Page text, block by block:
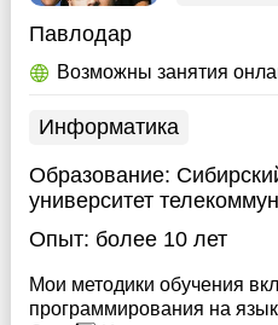
Павлодар
Возможны занятия
Информатика
Образование:
университет
Опыт: более 10 лет
Мои методики обучения
программирования на